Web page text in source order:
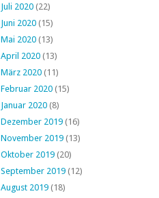
Juli 2020 (22)
Juni 2020 (15)
Mai 2020 (13)
April 2020 (13)
März 2020 (11)
Februar 2020 (15)
Januar 2020 (8)
Dezember 2019 (16)
November 2019 (13)
Oktober 2019 (20)
September 2019 (12)
August 2019 (18)